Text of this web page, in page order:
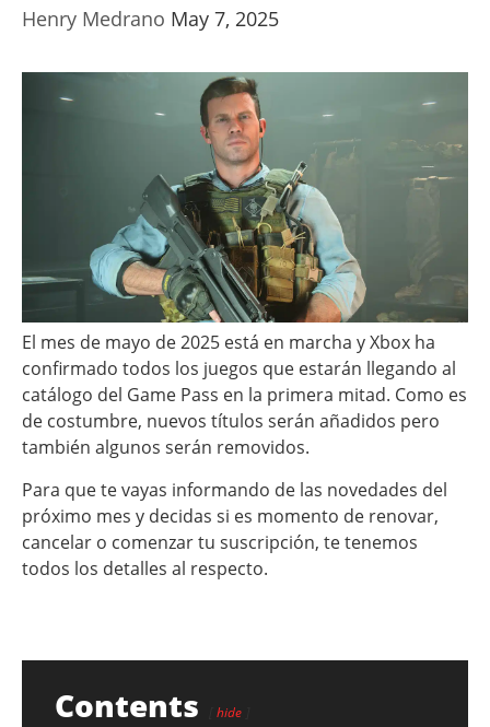
Henry Medrano May 7, 2025
El mes de mayo de 2025 está en marcha y Xbox ha
confirmado todos los juegos que estarán llegando al
catálogo del Game Pass en la primera mitad. Como es
de costumbre, nuevos títulos serán añadidos pero
también algunos serán removidos.
Para que te vayas informando de las novedades del
próximo mes y decidas si es momento de renovar,
cancelar o comenzar tu suscripción, te tenemos
todos los detalles al respecto.
Contents hide